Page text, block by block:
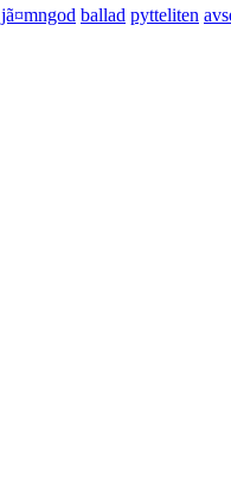
jã¤mngod ballad pytteliten